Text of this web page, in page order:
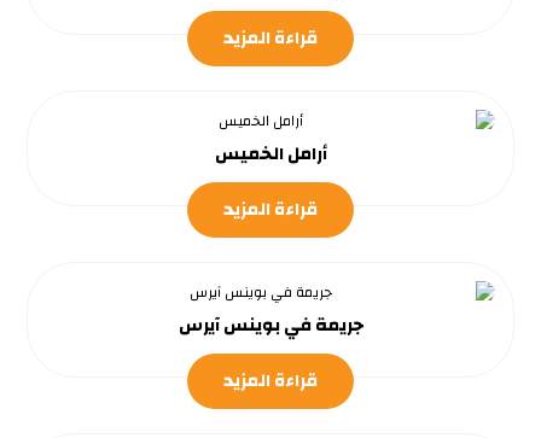
قراءة المزيد
أرامل الخميس
قراءة المزيد
جريمة في بوينس آيرس
قراءة المزيد